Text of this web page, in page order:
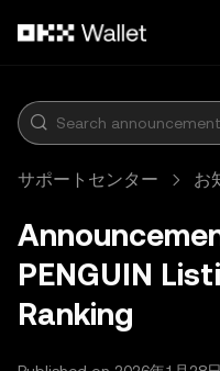
サポートセンター お
PENGUIN
Ranking